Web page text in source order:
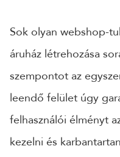
Sok olyan webshop-
áruház létrehozása
szempontot az
leendő felület úgy
felhasználói élményt
kezelni és